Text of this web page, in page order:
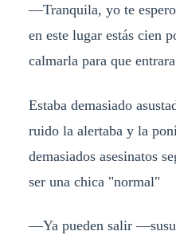
—Tranquila, yo te
en este lugar estás cien
calmarla para que
Estaba demasiado
ruido la alertaba y la
demasiados asesinatos
ser una chica "normal"
—Ya pueden salir